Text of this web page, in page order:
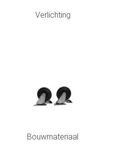
Verlichting
Bouwmateriaal